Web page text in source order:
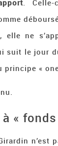
.
ne
suit le jour
principe «
«
n’est